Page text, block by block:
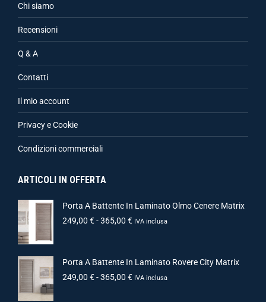
Chi siamo
Recensioni
Q & A
Contatti
Il mio account
Privacy e Cookie
Condizioni commerciali
ARTICOLI IN OFFERTA
Porta A Battente In Laminato Olmo Cenere Matrix
249,00 €-365,00 € IVA inclusa
Porta A Battente In Laminato Rovere City Matrix
249,00 €-365,00 € IVA inclusa